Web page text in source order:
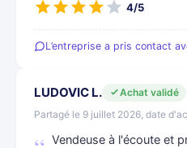
4/5
L’entreprise a pris contact
LUDOVIC L.
Achat validé
Partagé le 9 juillet 2026, date
Vendeuse à l'écoute et